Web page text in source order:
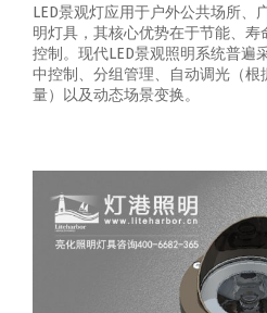
LED景观灯应用于户外公共场所、
明灯具，其核心优势在于节能、
控制‌。‌现代LED景观照明系统普遍
中控制、分组管理、自动调光（
量）以及动态场景变换‌。